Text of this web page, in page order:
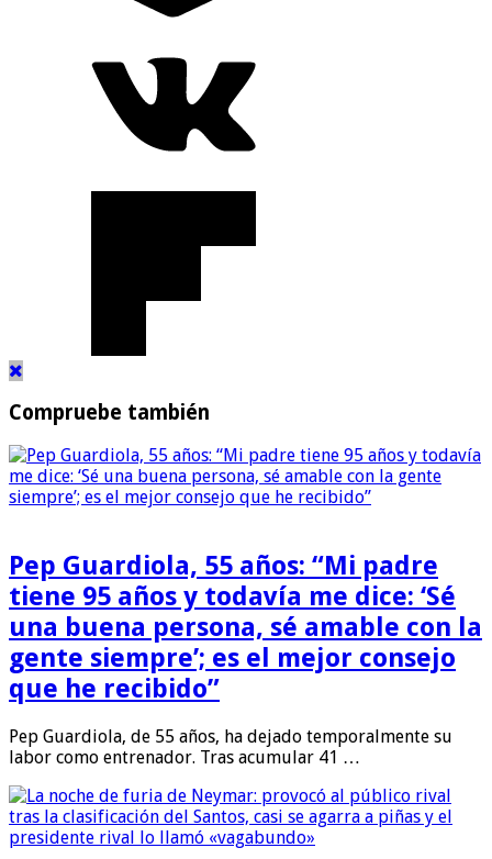
Compruebe también
Pep Guardiola, 55 años: “Mi padre
tiene 95 años y todavía me dice: ‘Sé
una buena persona, sé amable con la
gente siempre’; es el mejor consejo
que he recibido”
Pep Guardiola, de 55 años, ha dejado temporalmente su
labor como entrenador. Tras acumular 41 …